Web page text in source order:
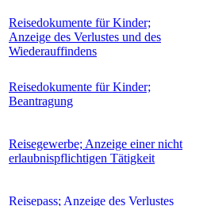
Reisedokumente für Kinder;
Anzeige des Verlustes und des
Wiederauffindens
Reisedokumente für Kinder;
Beantragung
Reisegewerbe; Anzeige einer nicht
erlaubnispflichtigen Tätigkeit
Reisepass; Anzeige des Verlustes